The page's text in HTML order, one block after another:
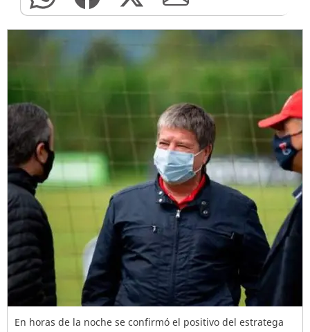
En horas de la noche se confirmó el positivo del estratega